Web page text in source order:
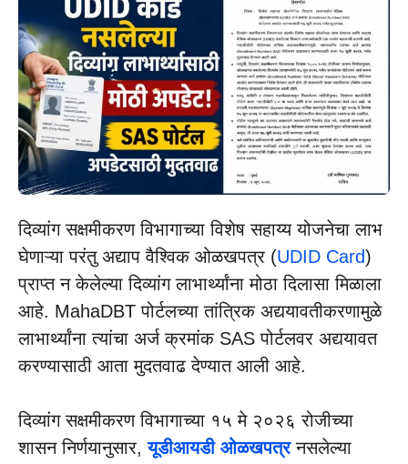
दिव्यांग सक्षमीकरण विभागाच्या विशेष सहाय्य योजनेचा लाभ
घेणाऱ्या परंतु अद्याप वैश्विक ओळखपत्र (UDID Card)
प्राप्त न केलेल्या दिव्यांग लाभार्थ्यांना मोठा दिलासा मिळाला
आहे. MahaDBT पोर्टलच्या तांत्रिक अद्ययावतीकरणामुळे
लाभार्थ्यांना त्यांचा अर्ज क्रमांक SAS पोर्टलवर अद्ययावत
करण्यासाठी आता मुदतवाढ देण्यात आली आहे.
दिव्यांग सक्षमीकरण विभागाच्या १५ मे २०२६ रोजीच्या
शासन निर्णयानुसार,यूडीआयडी ओळखपत्रनसलेल्या